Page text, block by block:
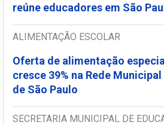
reúne educadores em São
ALIMENTAÇÃO ESCOLAR
Oferta de alimentação
cresce 39% na Rede Municipal
de São Paulo
SECRETARIA MUNICIPAL DE